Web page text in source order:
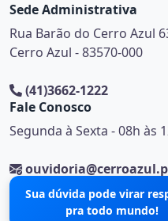
Sede Administrativa
Rua Barão do Cerro Azul
Cerro Azul - 83570-000
(41)3662-1222
Fale Conosco
Segunda à Sexta - 08h às
Sua dúvida pode virar
pra todo mundo!